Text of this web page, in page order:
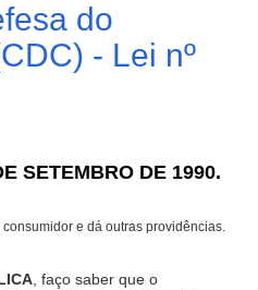
do
- Lei nº
SETEMBRO DE 1990.
e dá outras providências.
, faço saber que o